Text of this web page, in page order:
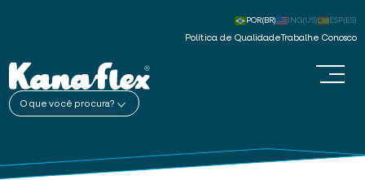
Política de Qualidade Trabalhe Conosco
POR(BR) ING(US) ESP(ES)
O que você procura?